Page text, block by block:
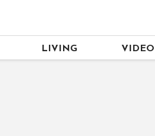
LIVING VIDEO